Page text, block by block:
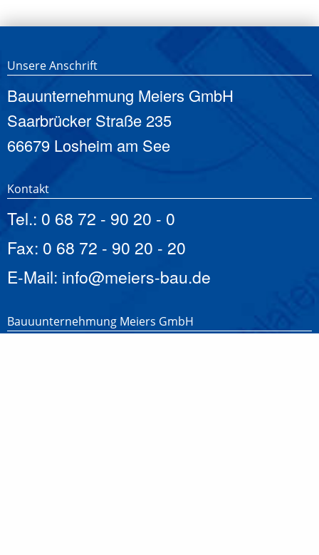
Unsere Anschrift
Bauunternehmung Meiers GmbH
Saarbrücker Straße 235
66679 Losheim am See
Kontakt
Tel.: 0 68 72 - 90 20 - 0
Fax: 0 68 72 - 90 20 - 20
E-Mail:
Bauuunternehmung Meiers GmbH